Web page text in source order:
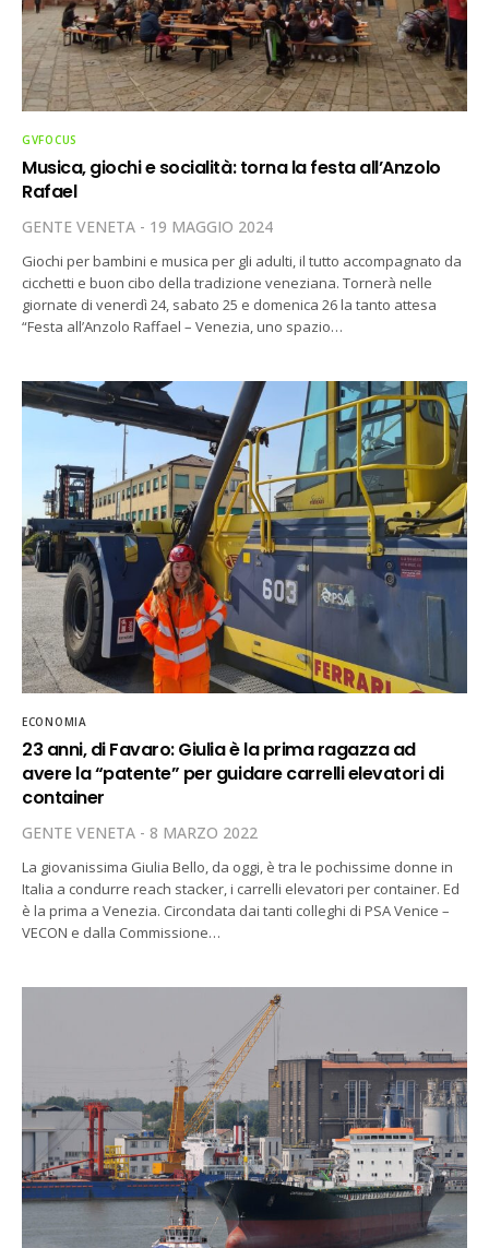
GVFOCUS
Musica, giochi e socialità: torna la festa all’Anzolo
Rafael
GENTE VENETA 19 MAGGIO 2024
Giochi per bambini e musica per gli adulti, il tutto accompagnato da
cicchetti e buon cibo della tradizione veneziana. Tornerà nelle
giornate di venerdì 24, sabato 25 e domenica 26 la tanto attesa
“Festa all’Anzolo Raffael – Venezia, uno spazio…
ECONOMIA
23 anni, di Favaro: Giulia è la prima ragazza ad
avere la “patente” per guidare carrelli elevatori di
container
GENTE VENETA 8 MARZO 2022
La giovanissima Giulia Bello, da oggi, è tra le pochissime donne in
Italia a condurre reach stacker, i carrelli elevatori per container. Ed
è la prima a Venezia. Circondata dai tanti colleghi di PSA Venice –
VECON e dalla Commissione…